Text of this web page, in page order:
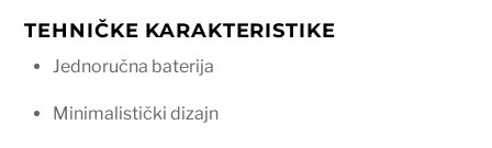
TEHNIČKE KARAKTERISTIKE
Jednoručna baterija
Minimalistički dizajn